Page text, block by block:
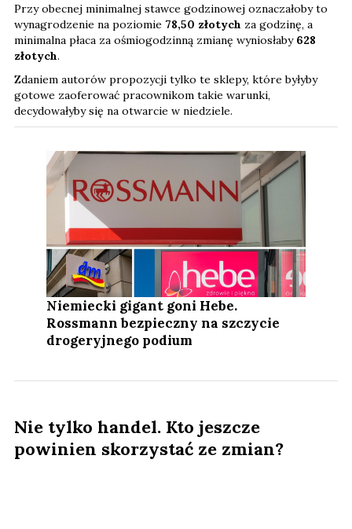
Przy obecnej minimalnej stawce godzinowej oznaczałoby to
wynagrodzenie na poziomie 78,50 złotych za godzinę, a
minimalna płaca za ośmiogodzinną zmianę wyniosłaby 628
złotych.
Zdaniem autorów propozycji tylko te sklepy, które byłyby
gotowe zaoferować pracownikom takie warunki,
decydowałyby się na otwarcie w niedziele.
Niemiecki gigant goni Hebe.
Rossmann bezpieczny na szczycie
drogeryjnego podium
Nie tylko handel. Kto jeszcze
powinien skorzystać ze zmian?